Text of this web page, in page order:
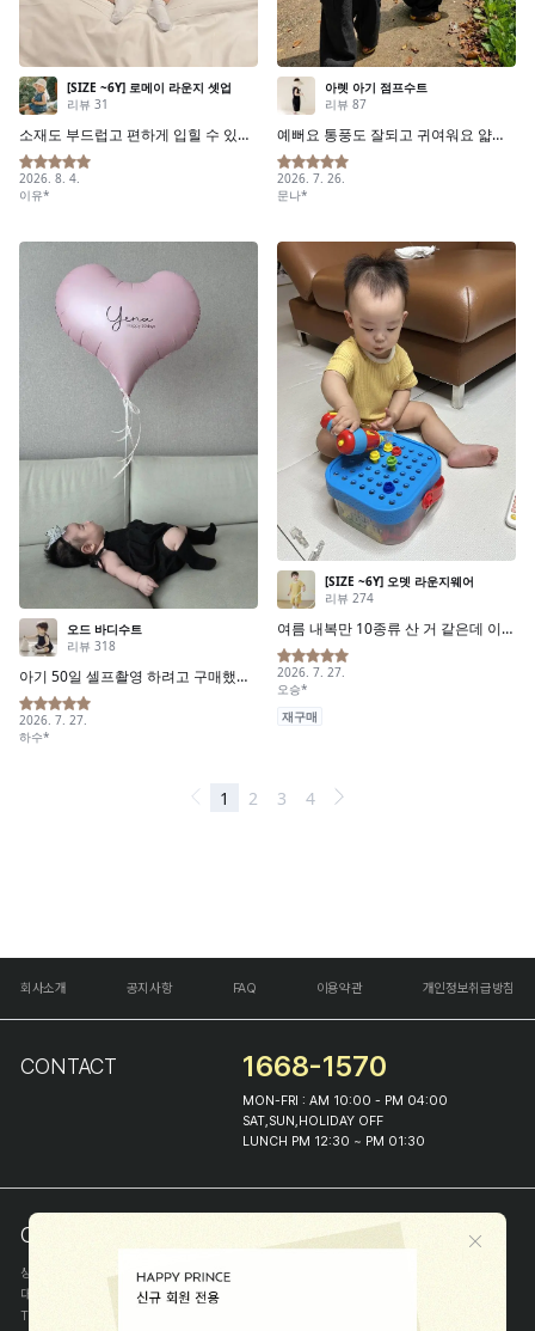
회사소개 공지사항 FAQ 이용약관 개인정보취급방침
CONTACT 1668-1570
MON-FRI : AM 10:00 - PM 04:00
SAT,SUN,HOLIDAY OFF
LUNCH PM 12:30 ~ PM 01:30
COMPANY INFO
상호
(주)해피프린스
대표
이화진
TEL